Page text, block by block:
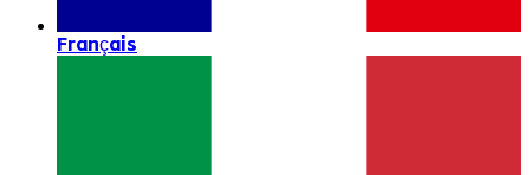
Français